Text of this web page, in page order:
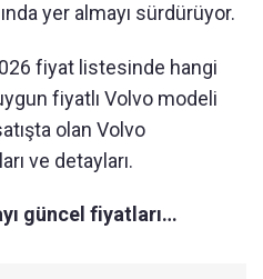
yer almayı sürdürüyor.
fiyat listesinde hangi
fiyatlı Volvo modeli
olan Volvo
ve detayları.
güncel fiyatları…